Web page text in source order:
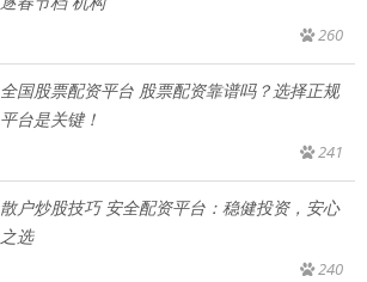
260
全国股票配资平台 股票配资靠谱吗？选择正规
平台是关键！
241
散户炒股技巧 安全配资平台：稳健投资，安心
之选
240